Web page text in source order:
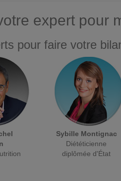
expert pour
pour faire votre
Sybille Montignac
Diététicienne
diplômée d'État